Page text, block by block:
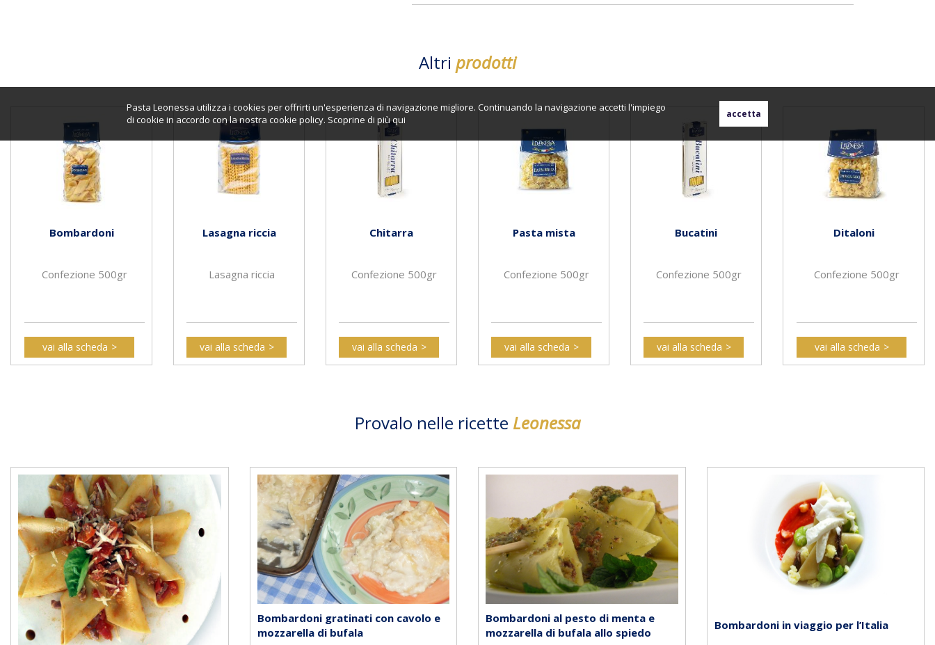
Pasta Leonessa utilizza i cookies per offrirti un'esperienza di navigazione migliore. Continuando la navigazione accetti l'impiego
di cookie in accordo con la nostra cookie policy. Scoprine di piùqui
Altri prodotti
Bombardoni
Confezione 500gr
vai alla scheda
Lasagna riccia
Lasagna riccia
vai alla scheda
Chitarra
Confezione 500gr
vai alla scheda
Pasta mista
Confezione 500gr
vai alla scheda
Bucatini
Confezione 500gr
vai alla scheda
Ditaloni
Confezione 500gr
vai alla scheda
Provalo nelle ricette Leonessa
Bombardoni gratinati con cavolo e
mozzarella di bufala
Bombardoni al pesto di menta e
mozzarella di bufala allo spiedo
Bombardoni in viaggio per l’Italia